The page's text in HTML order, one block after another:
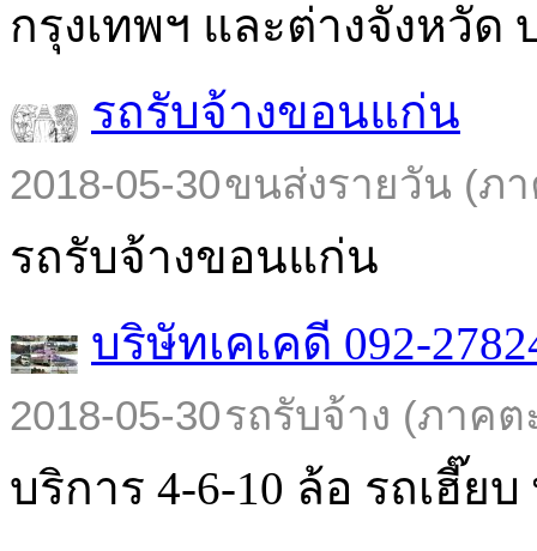
กรุงเทพฯ และต่างจังหวัด
รถรับจ้างขอนแก่น
2018-05-30ขนส่งรายวัน (ภ
รถรับจ้างขอนแก่น
บริษัทเคเคดี 092-
2018-05-30รถรับจ้าง (ภาคต
บริการ 4-6-10 ล้อ รถเฮี๊ยบ